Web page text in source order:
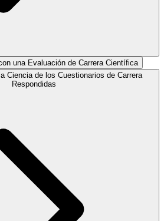
una Evaluación de Carrera Científica
Ciencia de los Cuestionarios de Carrera
Respondidas